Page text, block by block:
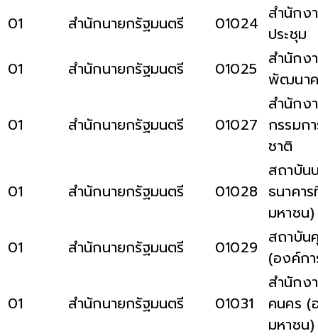
01
สำนักนายกรัฐมนตรี 01024 สำนักง
ประชุม
01
สำนักนายกรัฐมนตรี 01025 สำนักง
พัฒนาค
01 สำนักนายกรัฐมนตรี 01027
สำนักง
กรรมก
ชาติ
01 สำนักนายกรัฐมนตรี 01028
สถาบัน
ธนาคา
มหาชน)
01
สำนักนายกรัฐมนตรี 01029 สถาบั
(องค์ก
01 สำนักนายกรัฐมนตรี 01031
สำนัก
คนคร (
มหาชน)